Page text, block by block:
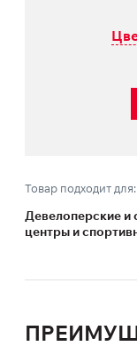
Товар подходит для:
Девелоперские и
центры и